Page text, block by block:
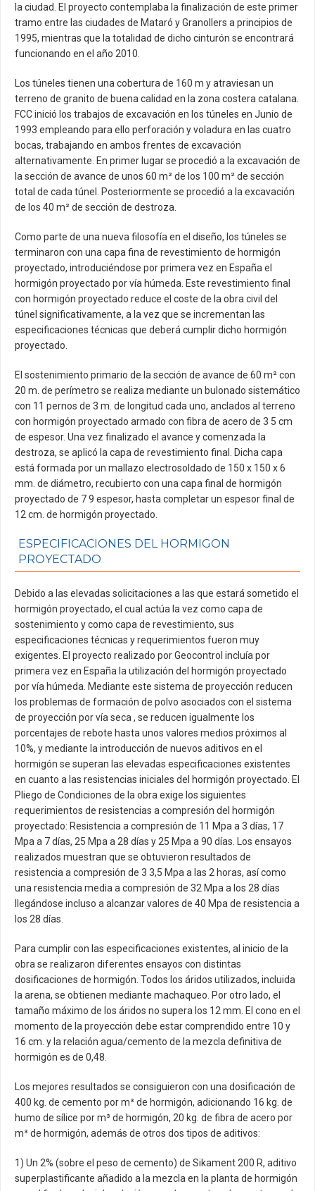
la ciudad. El proyecto contemplaba la finalización de este primer
tramo entre las ciudades de Mataró y Granollers a principios de
1995, mientras que la totalidad de dicho cinturón se encontrará
funcionando en el año 2010.
Los túneles tienen una cobertura de 160 m y atraviesan un
terreno de granito de buena calidad en la zona costera catalana.
FCC inició los trabajos de excavación en los túneles en Junio de
1993 empleando para ello perforación y voladura en las cuatro
bocas, trabajando en ambos frentes de excavación
alternativamente. En primer lugar se procedió a la excavación de
la sección de avance de unos 60 m² de los 100 m² de sección
total de cada túnel. Posteriormente se procedió a la excavación
de los 40 m² de sección de destroza.
Como parte de una nueva filosofía en el diseño, los túneles se
terminaron con una capa fina de revestimiento de hormigón
proyectado, introduciéndose por primera vez en España el
hormigón proyectado por vía húmeda. Este revestimiento final
con hormigón proyectado reduce el coste de la obra civil del
túnel significativamente, a la vez que se incrementan las
especificaciones técnicas que deberá cumplir dicho hormigón
proyectado.
El sostenimiento primario de la sección de avance de 60 m² con
20 m. de perímetro se realiza mediante un bulonado sistemático
con 11 pernos de 3 m. de longitud cada uno, anclados al terreno
con hormigón proyectado armado con fibra de acero de 3 5 cm
de espesor. Una vez finalizado el avance y comenzada la
destroza, se aplicó la capa de revestimiento final. Dicha capa
está formada por un mallazo electrosoldado de 150 x 150 x 6
mm. de diámetro, recubierto con una capa final de hormigón
proyectado de 7 9 espesor, hasta completar un espesor final de
12 cm. de hormigón proyectado.
ESPECIFICACIONES DEL HORMIGON
PROYECTADO
Debido a las elevadas solicitaciones a las que estará sometido el
hormigón proyectado, el cual actúa la vez como capa de
sostenimiento y como capa de revestimiento, sus
especificaciones técnicas y requerimientos fueron muy
exigentes. El proyecto realizado por Geocontrol incluía por
primera vez en España la utilización del hormigón proyectado
por vía húmeda. Mediante este sistema de proyección reducen
los problemas de formación de polvo asociados con el sistema
de proyección por vía seca , se reducen igualmente los
porcentajes de rebote hasta unos valores medios próximos al
10%, y mediante la introducción de nuevos aditivos en el
hormigón se superan las elevadas especificaciones existentes
en cuanto a las resistencias iniciales del hormigón proyectado. El
Pliego de Condiciones de la obra exige los siguientes
requerimientos de resistencias a compresión del hormigón
proyectado: Resistencia a compresión de 11 Mpa a 3 días, 17
Mpa a 7 días, 25 Mpa a 28 días y 25 Mpa a 90 días. Los ensayos
realizados muestran que se obtuvieron resultados de
resistencia a compresión de 3 3,5 Mpa a las 2 horas, así como
una resistencia media a compresión de 32 Mpa a los 28 días
llegándose incluso a alcanzar valores de 40 Mpa de resistencia a
los 28 días.
Para cumplir con las especificaciones existentes, al inicio de la
obra se realizaron diferentes ensayos con distintas
dosificaciones de hormigón. Todos los áridos utilizados, incluida
la arena, se obtienen mediante machaqueo. Por otro lado, el
tamaño máximo de los áridos no supera los 12 mm. El cono en el
momento de la proyección debe estar comprendido entre 10 y
16 cm. y la relación agua/cemento de la mezcla definitiva de
hormigón es de 0,48.
Los mejores resultados se consiguieron con una dosificación de
400 kg. de cemento por m³ de hormigón, adicionando 16 kg. de
humo de sílice por m³ de hormigón, 20 kg. de fibra de acero por
m³ de hormigón, además de otros dos tipos de aditivos:
1) Un 2% (sobre el peso de cemento) de Sikament 200 R, aditivo
superplastificante añadido a la mezcla en la planta de hormigón